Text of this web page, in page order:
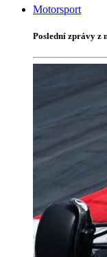
Motorsport
Poslední zprávy z